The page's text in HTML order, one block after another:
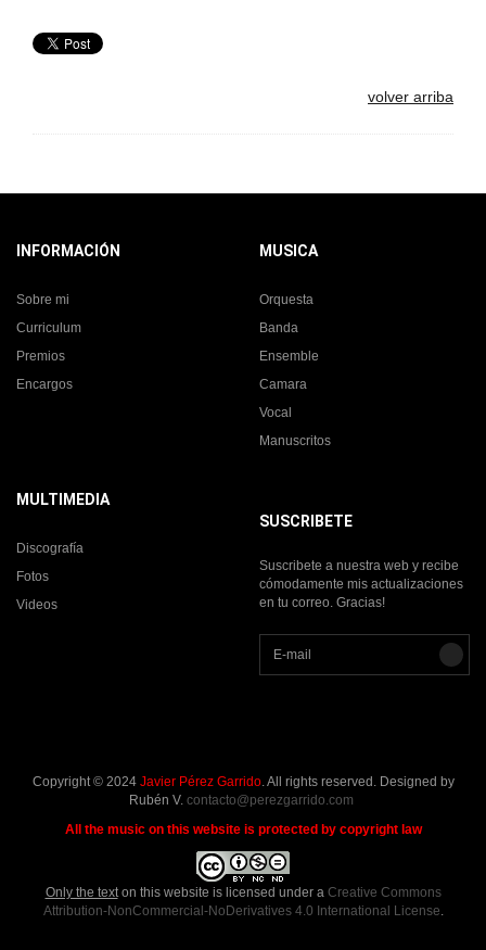
volver arriba
INFORMACIÓN
Sobre mi
Curriculum
Premios
Encargos
MUSICA
Orquesta
Banda
Ensemble
Camara
Vocal
Manuscritos
MULTIMEDIA
Discografía
Fotos
Videos
SUSCRIBETE
Suscribete a nuestra web y recibe
cómodamente mis actualizaciones
en tu correo. Gracias!
Copyright © 2024 Javier Pérez Garrido. All rights reserved. Designed by
Rubén V. contacto@perezgarrido.com
All the music on this website is protected by copyright law
Only the texton this website is licensed under a Creative Commons
Attribution-NonCommercial-NoDerivatives 4.0 International License.